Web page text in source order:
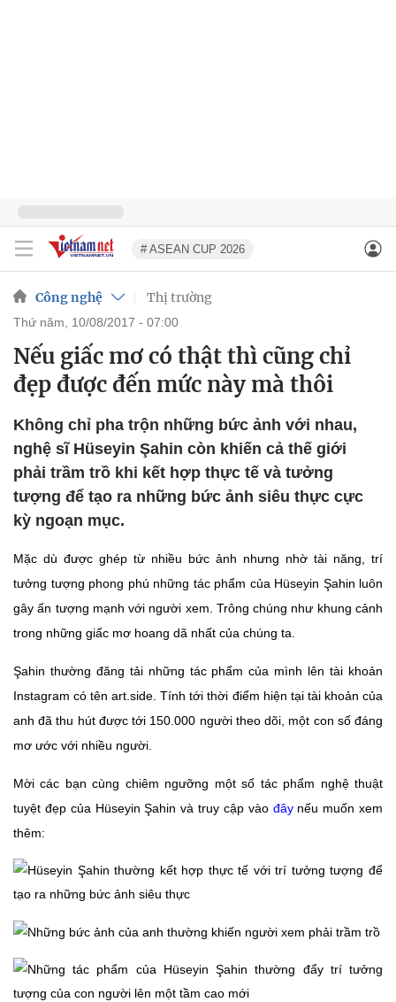
# ASEAN CUP 2026
Công nghệ Thị trường
thứ năm, 10/08/2017 - 07:00
Nếu giấc mơ có thật thì cũng chỉ
đẹp được đến mức này mà thôi
Không chỉ pha trộn những bức ảnh với nhau,
nghệ sĩ Hüseyin Şahin còn khiến cả thế giới
phải trầm trồ khi kết hợp thực tế và tưởng
tượng để tạo ra những bức ảnh siêu thực cực
kỳ ngoạn mục.
Mặc dù được ghép từ nhiều bức ảnh nhưng nhờ tài năng, trí
tưởng tượng phong phú những tác phẩm của Hüseyin Şahin luôn
gây ấn tượng mạnh với người xem. Trông chúng như khung cảnh
trong những giấc mơ hoang dã nhất của chúng ta.
Şahin thường đăng tải những tác phẩm của mình lên tài khoản
Instagram có tên art.side. Tính tới thời điểm hiện tại tài khoản của
anh đã thu hút được tới 150.000 người theo dõi, một con số đáng
mơ ước với nhiều người.
Mời các bạn cùng chiêm ngưỡng một số tác phẩm nghệ thuật
tuyệt đẹp của Hüseyin Şahin và truy cập vào đâynếu muốn xem
thêm: